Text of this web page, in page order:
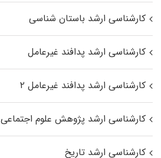
کارشناسی ارشد باستان شناسی
کارشناسی ارشد پدافند غیرعامل
کارشناسی ارشد پدافند غیرعامل ۲
کارشناسی ارشد پژوهش علوم اجتماعی
کارشناسی ارشد تاریخ